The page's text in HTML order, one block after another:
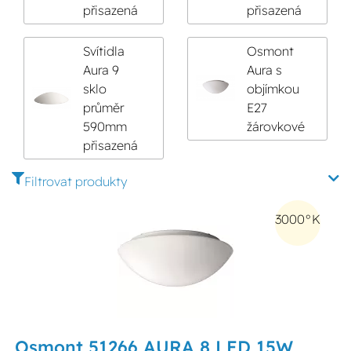
přisazená
přisazená
Svítidla
Aura 9
sklo
průměr
590mm
přisazená
Osmont
Aura s
objímkou
E27
žárovkové
Filtrovat produkty
3000°K